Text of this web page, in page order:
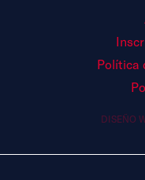
Política
DISEÑO